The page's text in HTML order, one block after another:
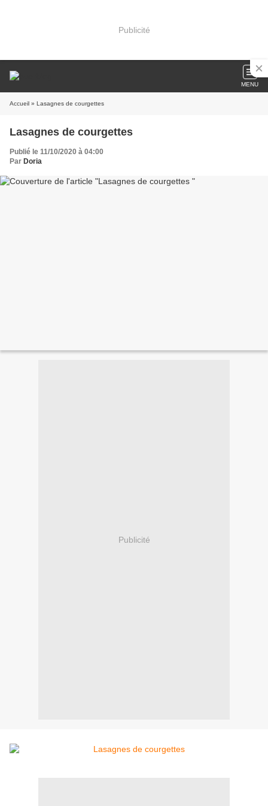
Publicité
MENU
Accueil » Lasagnes de courgettes
Lasagnes de courgettes
Publié le 11/10/2020 à 04:00
Par Doria
Publicité